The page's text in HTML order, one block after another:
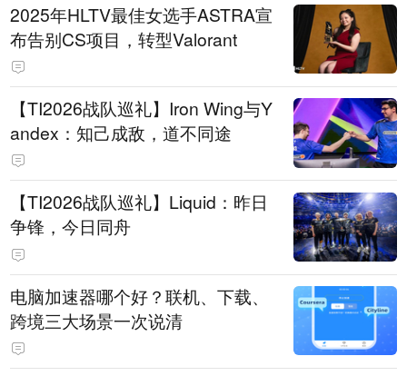
2025年HLTV最佳女选手ASTRA宣
布告别CS项目，转型Valorant
【TI2026战队巡礼】Iron Wing与Y
andex：知己成敌，道不同途
【TI2026战队巡礼】Liquid：昨日
争锋，今日同舟
电脑加速器哪个好？联机、下载、
跨境三大场景一次说清